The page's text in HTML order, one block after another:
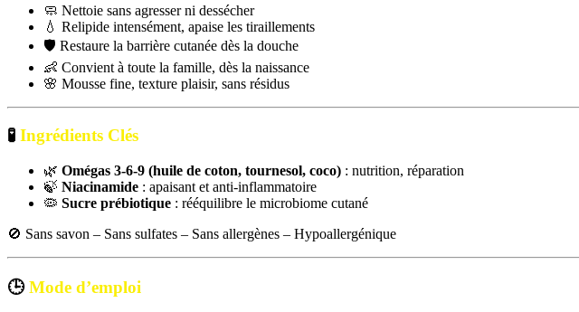
🧼 Nettoie sans agresser ni dessécher
💧 Relipide intensément, apaise les tiraillements
🛡️ Restaure la barrière cutanée dès la douche
👶 Convient à toute la famille, dès la naissance
🌸 Mousse fine, texture plaisir, sans résidus
🧪 Ingrédients Clés
🌿 Omégas 3-6-9 (huile de coton, tournesol, coco) : nutrition, réparation
🍃 Niacinamide : apaisant et anti-inflammatoire
🦠 Sucre prébiotique : rééquilibre le microbiome cutané
🚫 Sans savon – Sans sulfates – Sans allergènes – Hypoallergénique
🕒Mode d’emploi